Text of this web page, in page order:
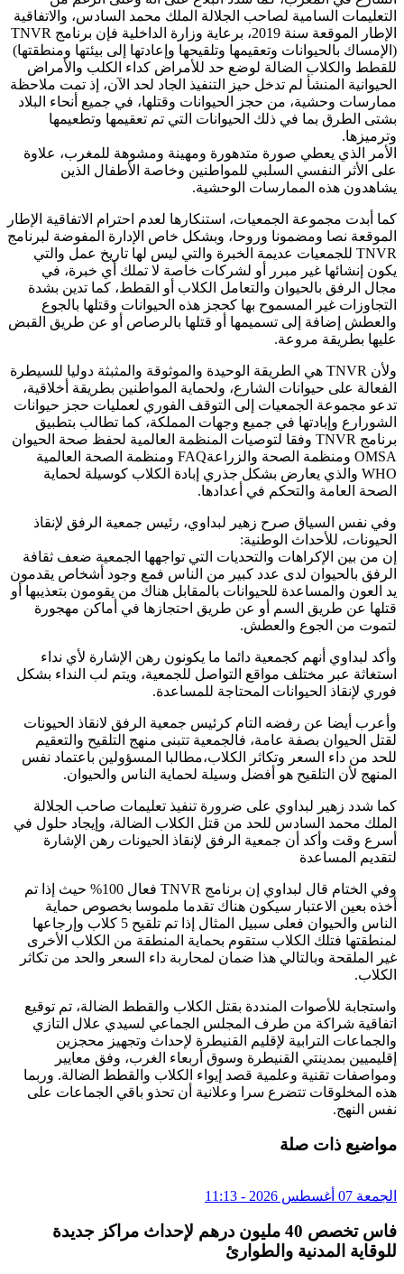
التعليمات السامية لصاحب الجلالة الملك محمد السادس، والاتفاقية
الإطار الموقعة سنة 2019، برعاية وزارة الداخلية فإن برنامج TNVR
(الإمساك بالحيوانات وتعقيمها وتلقيحها وإعادتها إلى بيئتها ومنطقتها)
للقطط والكلاب الضالة لوضع حد للأمراض كداء الكلب والأمراض
الحيوانية المنشأ لم تدخل حيز التنفيذ الجاد لحد الآن، إذ تمت ملاحظة
ممارسات وحشية، من حجز الحيوانات وقتلها، في جميع أنحاء البلاد
بشتى الطرق بما في ذلك الحيوانات التي تم تعقيمها وتطعيمها
وترميزها.
الأمر الذي يعطي صورة متدهورة ومهينة ومشوهة للمغرب، علاوة
على الأثر النفسي السلبي للمواطنين وخاصة الأطفال الذين
يشاهدون هذه الممارسات الوحشية.
كما أبدت مجموعة الجمعيات، استنكارها لعدم احترام الاتفاقية الإطار
الموقعة نصا ومضمونا وروحا، وبشكل خاص الإدارة المفوضة لبرنامج
TNVR للجمعيات عديمة الخبرة والتي ليس لها تاريخ عمل والتي
يكون إنشائها غير مبرر أو لشركات خاصة لا تملك أي خبرة، في
مجال الرفق بالحيوان والتعامل الكلاب أو القطط، كما تدين بشدة
التجاوزات غير المسموح بها كحجز هذه الحيوانات وقتلها بالجوع
والعطش إضافة إلى تسميمها أو قتلها بالرصاص أو عن طريق القبض
عليها بطريقة مروعة.
ولأن TNVR هي الطريقة الوحيدة والموثوقة والمثبثة دوليا للسيطرة
الفعالة على حيوانات الشارع، ولحماية المواطنين بطريقة أخلاقية،
تدعو مجموعة الجمعيات إلى التوقف الفوري لعمليات حجز حيوانات
الشورارع وإبادتها في جميع وجهات المملكة، كما تطالب بتطبيق
برنامج TNVR وفقا لتوصيات المنظمة العالمية لحفظ صحة الحيوان
OMSA ومنظمة الصحة والزراعةFAQ ومنظمة الصحة العالمية
WHO والذي يعارض بشكل جذري إبادة الكلاب كوسيلة لحماية
الصحة العامة والتحكم في أعدادها.
وفي نفس السياق صرح زهير لبداوي، رئيس جمعية الرفق لإنقاذ
الحيونات، للأحداث الوطنية:
إن من بين الإكراهات والتحديات التي تواجهها الجمعية ضعف ثقافة
الرفق بالحيوان لدى عدد كبير من الناس فمع وجود أشخاص يقدمون
يد العون والمساعدة للحيوانات بالمقابل هناك من يقومون بتعذيبها أو
قتلها عن طريق السم أو عن طريق احتجازها في أماكن مهجورة
لتموت من الجوع والعطش.
وأكد لبداوي أنهم كجمعية دائما ما يكونون رهن الإشارة لأي نداء
استغاثة عبر مختلف مواقع التواصل للجمعية، ويتم لب النداء بشكل
فوري لإنقاذ الحيوانات المحتاجة للمساعدة.
وأعرب أيضا عن رفضه التام كرئيس جمعية الرفق لانقاذ الحيونات
لقتل الحيوان بصفة عامة، فالجمعية تتبنى منهج التلقيح والتعقيم
للحد من داء السعر وتكاثر الكلاب،مطالبا المسؤولين باعتماد نفس
المنهج لأن التلقيح هو أفضل وسيلة لحماية الناس والحيوان.
كما شدد زهير لبداوي على ضرورة تنفيذ تعليمات صاحب الجلالة
الملك محمد السادس للحد من قتل الكلاب الضالة، وإيجاد حلول في
أسرع وقت وأكد أن جمعية الرفق لإنقاذ الحيونات رهن الإشارة
لتقديم المساعدة
وفي الختام قال لبداوي إن برنامج TNVR فعال 100% حيث إذا تم
أخذه بعين الاعتبار سيكون هناك تقدما ملموسا بخصوص حماية
الناس والحيوان فعلى سبيل المثال إذا تم تلقيح 5 كلاب وإرجاعها
لمنطقتها فتلك الكلاب ستقوم بحماية المنطقة من الكلاب الأخرى
غير الملقحة وبالتالي هذا ضمان لمحاربة داء السعر والحد من تكاثر
الكلاب.
واستجابة للأصوات المنددة بقتل الكلاب والقطط الضالة، تم توقيع
اتفاقية شراكة من طرف المجلس الجماعي لسيدي علال التازي
والجماعات الترابية لإقليم القنيطرة لإحداث وتجهيز محجزين
إقليميين بمدينتي القنيطرة وسوق أربعاء الغرب، وفق معايير
ومواصفات تقنية وعلمية قصد إيواء الكلاب والقطط الضالة. وربما
هذه المخلوقات تتضرع سرا وعلانية أن تحذو باقي الجماعات على
نفس النهج.
مواضيع ذات صلة
الجمعة 07 أغسطس 2026 - 11:13
فاس تخصص 40 مليون درهم لإحداث مراكز جديدة
للوقاية المدنية والطوارئ